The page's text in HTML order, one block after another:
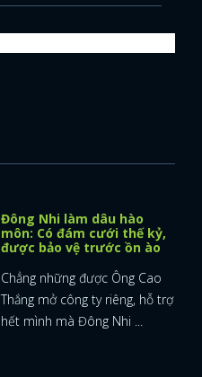
Đông Nhi làm dâu hào
môn: Có đám cưới thế kỷ,
được bảo vệ trước ồn ào
Chẳng những được Ông Cao
Thắng mở công ty riêng, hỗ trợ
hết mình mà Đông Nhi ...